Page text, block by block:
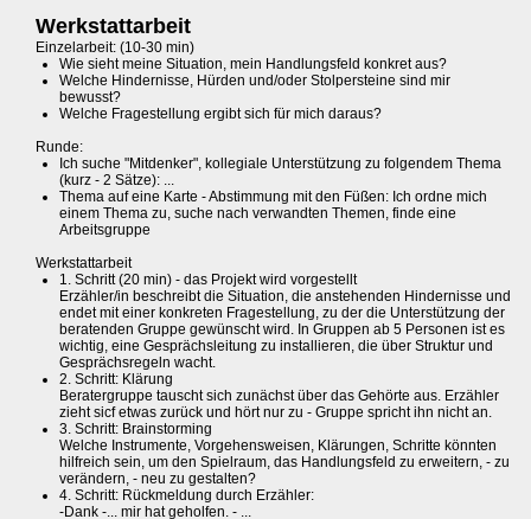
Werkstattarbeit
Einzelarbeit: (10-30 min)
Wie sieht meine Situation, mein Handlungsfeld konkret aus?
Welche Hindernisse, Hürden und/oder Stolpersteine sind mir
bewusst?
Welche Fragestellung ergibt sich für mich daraus?
Runde:
Ich suche "Mitdenker", kollegiale Unterstützung zu folgendem Thema
(kurz - 2 Sätze): ...
Thema auf eine Karte - Abstimmung mit den Füßen: Ich ordne mich
einem Thema zu, suche nach verwandten Themen, finde eine
Arbeitsgruppe
Werkstattarbeit
1. Schritt (20 min) - das Projekt wird vorgestellt
Erzähler/in beschreibt die Situation, die anstehenden Hindernisse und
endet mit einer konkreten Fragestellung, zu der die Unterstützung der
beratenden Gruppe gewünscht wird. In Gruppen ab 5 Personen ist es
wichtig, eine Gesprächsleitung zu installieren, die über Struktur und
Gesprächsregeln wacht.
2. Schritt: Klärung
Beratergruppe tauscht sich zunächst über das Gehörte aus. Erzähler
zieht sicf etwas zurück und hört nur zu - Gruppe spricht ihn nicht an.
3. Schritt: Brainstorming
Welche Instrumente, Vorgehensweisen, Klärungen, Schritte könnten
hilfreich sein, um den Spielraum, das Handlungsfeld zu erweitern, - zu
verändern, - neu zu gestalten?
4. Schritt: Rückmeldung durch Erzähler:
-Dank -... mir hat geholfen. - ...